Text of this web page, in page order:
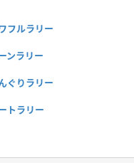
フルラリー
ンラリー
ぐりラリー
トラリー